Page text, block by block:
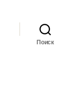
Поиск